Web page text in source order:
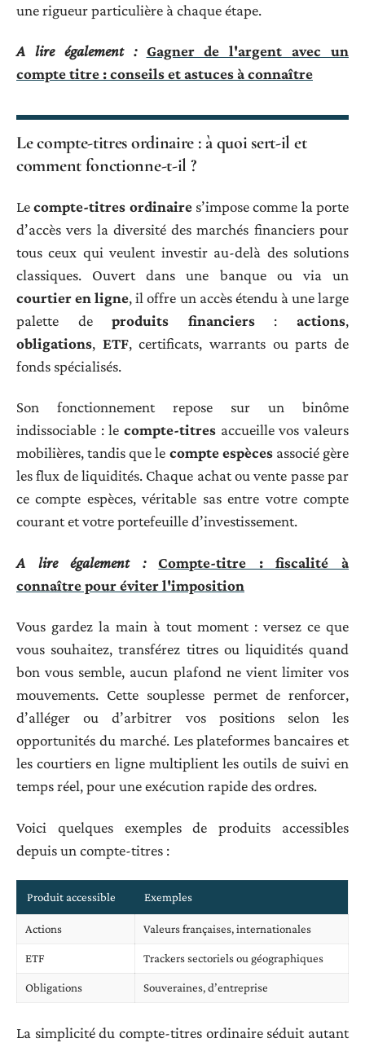
une rigueur particulière à chaque étape.
A lire également : Gagner de l'argent avec un
compte titre : conseils et astuces à connaître
Le compte-titres ordinaire : à quoi sert-il et
comment fonctionne-t-il ?
Lecompte-titres ordinaires’impose comme la porte
d’accès vers la diversité des marchés financiers pour
tous ceux qui veulent investir au-delà des solutions
classiques. Ouvert dans une banque ou via un
courtier en ligne, il offre un accès étendu à une large
palette deproduits financiers:actions,
obligations, ETF, certificats, warrants ou parts de
fonds spécialisés.
Son fonctionnement repose sur un binôme
indissociable : le compte-titres accueille vos valeurs
mobilières, tandis que le compte espècesassocié gère
les flux de liquidités. Chaque achat ou vente passe par
ce compte espèces, véritable sas entre votre compte
courant et votre portefeuille d’investissement.
A lire également :
Compte-titre : fiscalité à
connaître pour éviter l'imposition
Vous gardez la main à tout moment : versez ce que
vous souhaitez, transférez titres ou liquidités quand
bon vous semble, aucun plafond ne vient limiter vos
mouvements. Cette souplesse permet de renforcer,
d’alléger ou d’arbitrer vos positions selon les
opportunités du marché. Les plateformes bancaires et
les courtiers en ligne multiplient les outils de suivi en
temps réel, pour une exécution rapide des ordres.
Voici quelques exemples de produits accessibles
depuis un compte-titres :
Produit accessible Exemples
Actions Valeurs françaises, internationales
ETF Trackers sectoriels ou géographiques
Obligations Souveraines, d’entreprise
La simplicité du compte-titres ordinaire séduit autant